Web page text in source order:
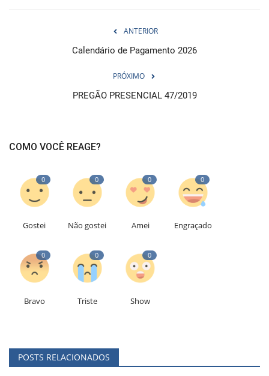
ANTERIOR
Calendário de Pagamento 2026
PRÓXIMO
PREGÃO PRESENCIAL 47/2019
COMO VOCÊ REAGE?
0
Gostei
0
Não gostei
0
Amei
0
Engraçado
0
Bravo
0
Triste
0
Show
POSTS RELACIONADOS